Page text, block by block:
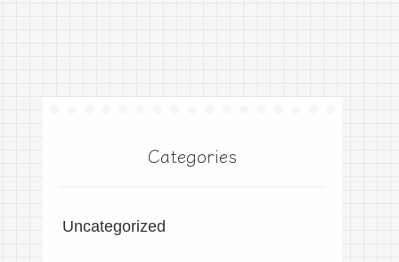
Categories
Uncategorized